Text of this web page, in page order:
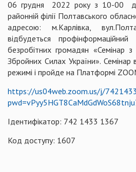
06 грудня 2022 року з 10-00
районній філії Полтавського
адресою: м.Карлівка,
відбудеться
безробітних громадян «Семінар
Збройних Силах України».
режимі і пройде на Платформі
https://us04web.zoom.us/j/
Ідентифікатор: 742 1433 1367
Код доступу: 1607